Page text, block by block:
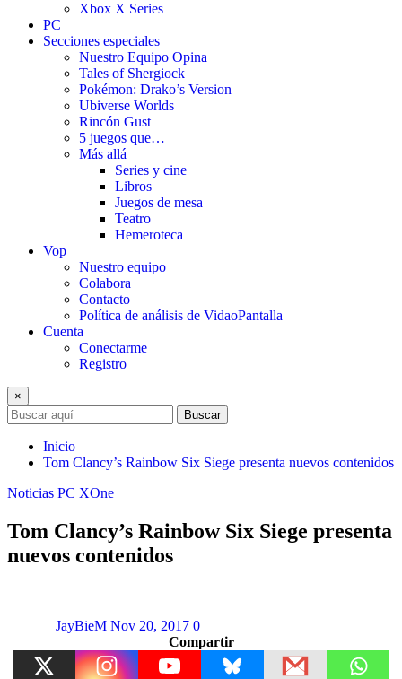
Xbox X Series
PC
Secciones especiales
Nuestro Equipo Opina
Tales of Shergiock
Pokémon: Drako’s Version
Ubiverse Worlds
Rincón Gust
5 juegos que…
Más allá
Series y cine
Libros
Juegos de mesa
Teatro
Hemeroteca
Vop
Nuestro equipo
Colabora
Contacto
Política de análisis de VidaoPantalla
Cuenta
Conectarme
Registro
×
Buscar
Inicio
Tom Clancy’s Rainbow Six Siege presenta nuevos contenidos
Noticias PC XOne
Tom Clancy’s Rainbow Six Siege presenta
nuevos contenidos
JayBieM Nov 20, 2017 0
Compartir